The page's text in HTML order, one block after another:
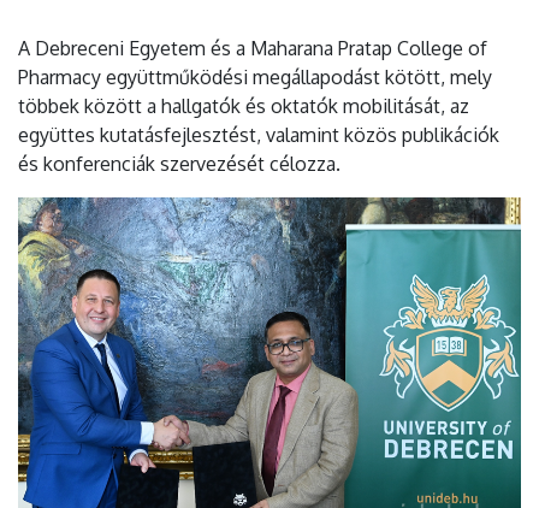
A Debreceni Egyetem és a Maharana Pratap College of
Pharmacy együttműködési megállapodást kötött, mely
többek között a hallgatók és oktatók mobilitását, az
együttes kutatásfejlesztést, valamint közös publikációk
és konferenciák szervezését célozza.